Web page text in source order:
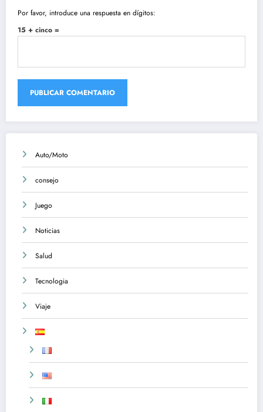
Por favor, introduce una respuesta en dígitos:
15 + cinco =
Auto/Moto
consejo
Juego
Noticias
Salud
Tecnologia
Viaje